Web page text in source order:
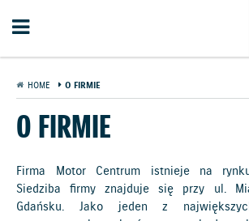
HOME O FIRMIE
O FIRMIE
Firma Motor Centrum istnieje na
Siedziba firmy znajduje się przy ul.
Gdańsku. Jako jeden z